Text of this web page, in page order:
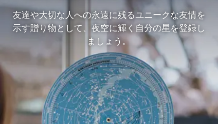
友達や大切な人への永遠に残るユニークな友情を
示す贈り物として、夜空に輝く自分の星を登録し
ましょう。